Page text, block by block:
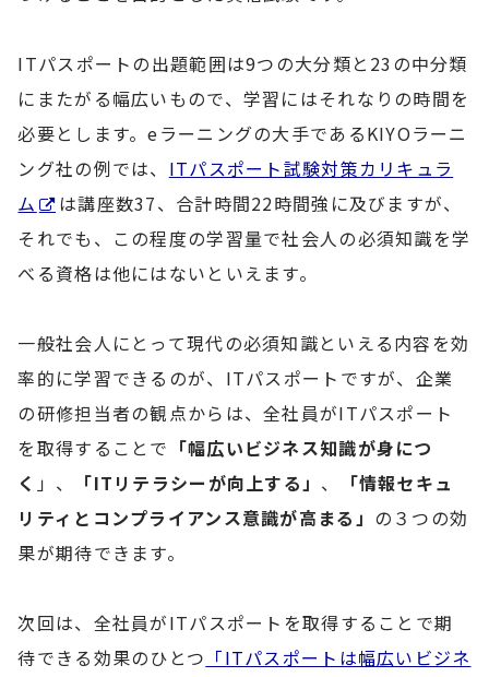
ITパスポートの出題範囲は9つの大分類と23の中分類
にまたがる幅広いもので、学習にはそれなりの時間を
必要とします。eラーニングの大手であるKIYOラーニ
ング社の例では、 ITパスポート試験対策カリキュラ
ム
は講座数37、合計時間22時間強に及びますが、
それでも、この程度の学習量で社会人の必須知識を学
べる資格は他にはないといえます。
一般社会人にとって現代の必須知識といえる内容を効
率的に学習できるのが、ITパスポートですが、企業
の研修担当者の観点からは、全社員がITパスポート
を取得することで 「幅広いビジネス知識が身につ
く 」、 「ITリテラシーが向上する」 、
「情報セキュ
リティとコンプライアンス意識が高まる」 の３つの効
果が期待できます。
次回は、全社員がITパスポートを取得することで期
待できる効果のひとつ 「ITパスポートは幅広いビジネ